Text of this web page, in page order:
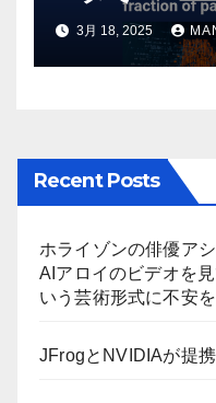
しいオープン
リース |
3月 18, 2025
Recent Posts
ホライゾンの俳優ア
AIアロイのビデオを
いう芸術形式に不安
JFrogとNVIDIAが提